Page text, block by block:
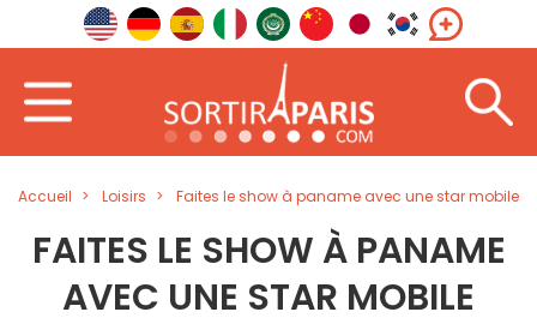
Accueil Loisirs Faites le show à paname avec une star mobile
FAITES LE SHOW À PANAME
AVEC UNE STAR MOBILE